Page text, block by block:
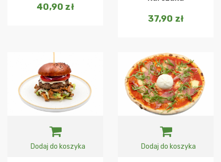
40,90 zł
37,90 zł
Dodaj do koszyka Dodaj do koszyka